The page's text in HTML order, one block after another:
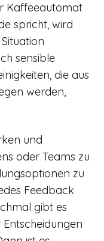
Kaffeeautomat
spricht, wird
sensible
die aus
werden,
und
oder Teams zu
zu
Feedback
gibt es